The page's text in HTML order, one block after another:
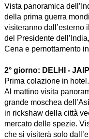
Vista panoramica
della prima guerra
visiteranno dall’esterno
del Presidente
Cena e pernottamento
2° giorno: DELHI -
Prima colazione in hotel.
Al mattino visita
grande moschea
in rickshaw della città
mercato delle spezie.
che si visiterà solo